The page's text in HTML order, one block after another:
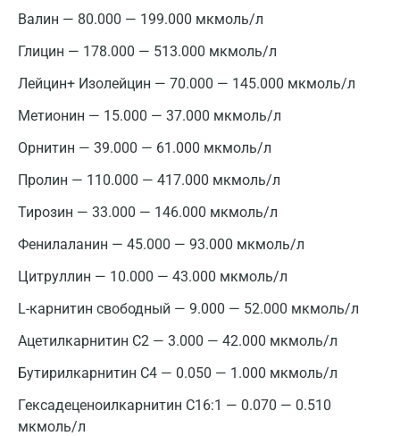
Валин — 80.000 — 199.000 мкмоль/л
Глицин — 178.000 — 513.000 мкмоль/л
Лейцин+ Изолейцин — 70.000 — 145.000 мкмоль/л
Метионин — 15.000 — 37.000 мкмоль/л
Орнитин — 39.000 — 61.000 мкмоль/л
Пролин — 110.000 — 417.000 мкмоль/л
Тирозин — 33.000 — 146.000 мкмоль/л
Фенилаланин — 45.000 — 93.000 мкмоль/л
Цитруллин — 10.000 — 43.000 мкмоль/л
L-карнитин свободный — 9.000 — 52.000 мкмоль/л
Ацетилкарнитин С2 — 3.000 — 42.000 мкмоль/л
Бутирилкарнитин С4 — 0.050 — 1.000 мкмоль/л
Гексадеценоилкарнитин С16:1 — 0.070 — 0.510
мкмоль/л
Москва
Санкт-Петербург
Нижний Новгород
Казань
Альметьевск
Апрелевка